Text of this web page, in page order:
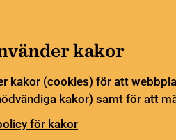
kakor
kakor (cookies) för att
kakor) samt för att
för kakor
Pliktleverans och ISBN
Besök oss